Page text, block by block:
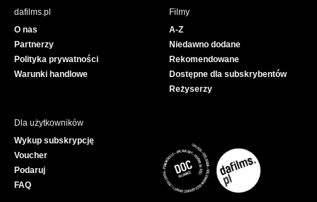
e
dafilms.pl
O nas
Partnerzy
Polityka prywatności
Warunki handlowe
Filmy
A-Z
Niedawno dodane
Rekomendowane
Dostępne dla subskrybentów
Reżyserzy
Dla użytkowników
Wykup subskrypcję
Voucher
Podaruj
FAQ